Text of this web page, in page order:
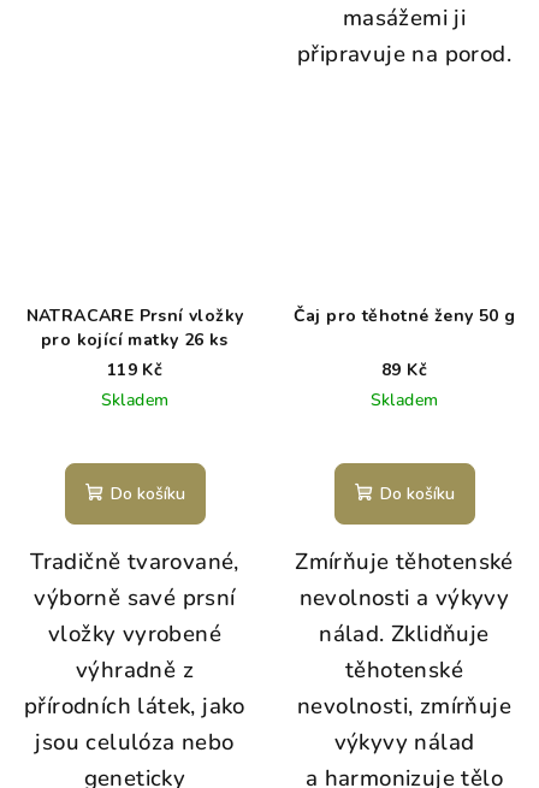
masážemi ji
připravuje na porod.
NATRACARE Prsní vložky
pro kojící matky 26 ks
119 Kč
Skladem
Do košíku
Tradičně tvarované,
výborně savé prsní
vložky vyrobené
výhradně z
přírodních látek, jako
jsou celulóza nebo
geneticky
Čaj pro těhotné ženy 50 g
89 Kč
Skladem
Do košíku
Zmírňuje těhotenské
nevolnosti a výkyvy
nálad. Zklidňuje
těhotenské
nevolnosti, zmírňuje
výkyvy nálad
a harmonizuje tělo